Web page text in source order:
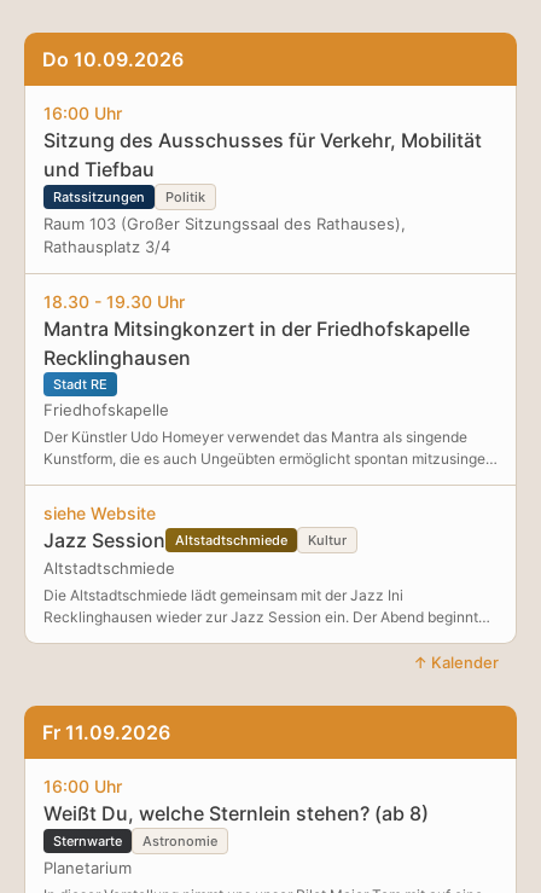
Einfach zuhören mit einem kalten Getränk ist natürlich auch
erlaubt, wir freuen uns über jedes Gesicht an dem Abend!
Do 10.09.2026
16:00 Uhr
Sitzung des Ausschusses für Verkehr, Mobilität
und Tiefbau
Ratssitzungen Politik
Raum 103 (Großer Sitzungssaal des Rathauses),
Rathausplatz 3/4
18.30 - 19.30 Uhr
Mantra Mitsingkonzert in der Friedhofskapelle
Recklinghausen
Stadt RE
Friedhofskapelle
Der Künstler Udo Homeyer verwendet das Mantra als singende
Kunstform, die es auch Ungeübten ermöglicht spontan mitzusingen.
Ein Mantra hat wenige Worte und eine einfache Melodie. Durch die
Wirkung der ständigen Wiederholung bringt uns das Mantra schnell
in einen meditativen Zustand. Meditatives Singen ist kraftvoll,
heilsam, bewegend und entspannend. Foto: Sybille Ostermann
siehe Website
Jazz Session Altstadtschmiede Kultur
Altstadtschmiede
Die Altstadtschmiede lädt gemeinsam mit der Jazz Ini
Recklinghausen wieder zur Jazz Session ein. Der Abend beginnt
wie immer mit einem Opener, danach ist die Bühne frei für alle, die
Bock haben, spontan gemeinsam Msuik zu machen! Wir freuen uns
↑ Kalender
Fr 11.09.2026
16:00 Uhr
Weißt Du, welche Sternlein stehen? (ab 8)
Sternwarte Astronomie
Planetarium